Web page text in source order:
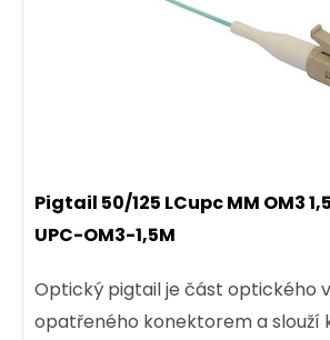
Pigtail 50/125 LCupc MM OM3
UPC-OM3-1,5M
Optický pigtail je část optického
opatřeného konektorem a slouží